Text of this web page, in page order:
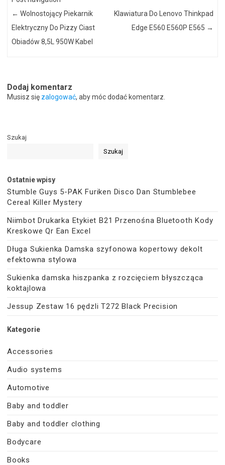
← Wolnostojący Piekarnik
Elektryczny Do Pizzy Ciast
Obiadów 8,5L 950W Kabel
Klawiatura Do Lenovo Thinkpad
Edge E560 E560P E565 →
Dodaj komentarz
Musisz się zalogować, aby móc dodać komentarz.
Szukaj
Szukaj
Ostatnie wpisy
Stumble Guys 5-PAK Furiken Disco Dan Stumblebee
Cereal Killer Mystery
Niimbot Drukarka Etykiet B21 Przenośna Bluetooth Kody
Kreskowe Qr Ean Excel
Długa Sukienka Damska szyfonowa kopertowy dekolt
efektowna stylowa
Sukienka damska hiszpanka z rozcięciem błyszcząca
koktajlowa
Jessup Zestaw 16 pędzli T272 Black Precision
Kategorie
Accessories
Audio systems
Automotive
Baby and toddler
Baby and toddler clothing
Bodycare
Books